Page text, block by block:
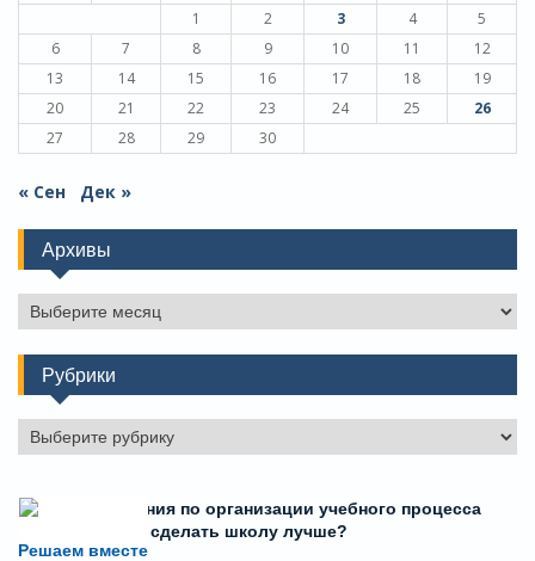
1
2 3 4
5
6
7 8 9 10 11
12
13
14 15 16 17 18
19
20
21 22 23 24 25
26
27
28 29 30
« Сен Дек »
Архивы
Архивы
Рубрики
Рубрики
Решаем вместе
Есть предложения по организации учебного процесса
или знаете, как сделать школу лучше?